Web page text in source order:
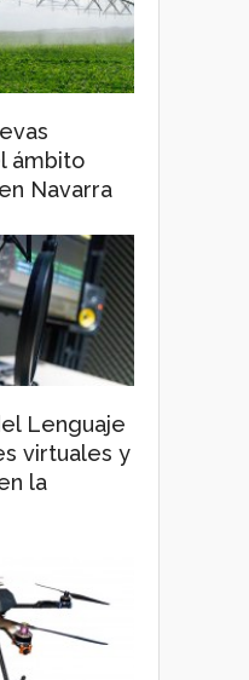
ámbito
Navarra
Lenguaje
virtuales y
la